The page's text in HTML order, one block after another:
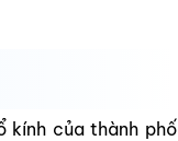
kính của thành phố